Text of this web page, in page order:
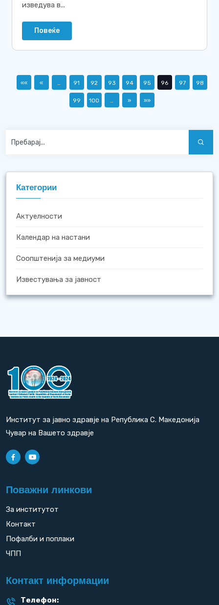
изведува в...
Повеќе
«« « … 91 92 93 94 95 96 97 98
99 100 … » »»
Категории
Актуелности
Календар на настани
Соопштенија за медиуми
Известувања за јавност
Институт за јавно здравје на Република С. Македонија
Чувар на Вашето здравје
Поважни линкови
За институтот
Контакт
Пофалби и поплаки
ЧПП
Контакт информации
Телефон: